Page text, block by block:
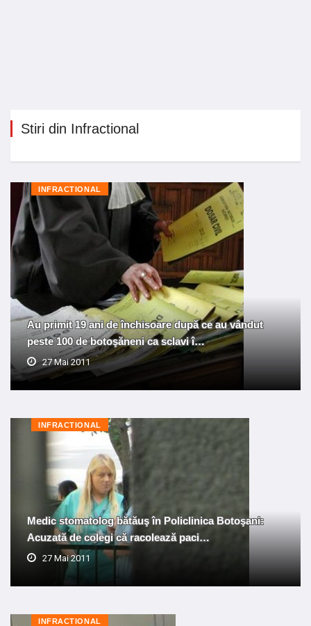
Stiri din Infractional
INFRACTIONAL
Au primit 19 ani de închisoare după ce au vândut
peste 100 de botoşăneni ca sclavi î…
27 Mai 2011
INFRACTIONAL
Medic stomatolog bătăuş în Policlinica Botoşani:
Acuzată de colegi că racolează paci…
27 Mai 2011
INFRACTIONAL